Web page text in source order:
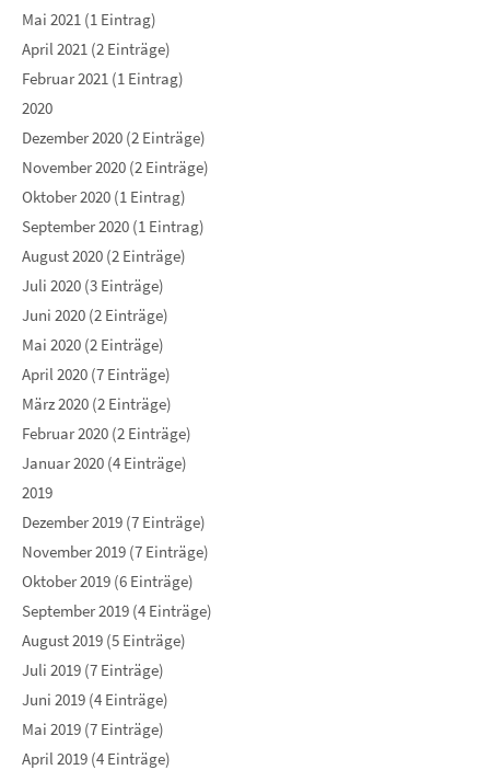
Mai 2021 (1 Eintrag)
April 2021 (2 Einträge)
Februar 2021 (1 Eintrag)
2020
Dezember 2020 (2 Einträge)
November 2020 (2 Einträge)
Oktober 2020 (1 Eintrag)
September 2020 (1 Eintrag)
August 2020 (2 Einträge)
Juli 2020 (3 Einträge)
Juni 2020 (2 Einträge)
Mai 2020 (2 Einträge)
April 2020 (7 Einträge)
März 2020 (2 Einträge)
Februar 2020 (2 Einträge)
Januar 2020 (4 Einträge)
2019
Dezember 2019 (7 Einträge)
November 2019 (7 Einträge)
Oktober 2019 (6 Einträge)
September 2019 (4 Einträge)
August 2019 (5 Einträge)
Juli 2019 (7 Einträge)
Juni 2019 (4 Einträge)
Mai 2019 (7 Einträge)
April 2019 (4 Einträge)